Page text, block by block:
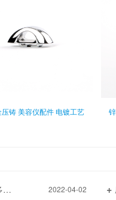
铸 美容仪配件 电镀工艺
2022-04-02